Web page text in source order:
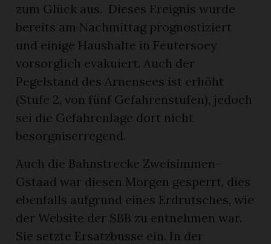
zum Glück aus. Dieses Ereignis wurde
bereits am Nachmittag prognostiziert
und einige Haushalte in Feutersoey
vorsorglich evakuiert. Auch der
Pegelstand des Arnensees ist erhöht
(Stufe 2, von fünf Gefahrenstufen), jedoch
sei die Gefahrenlage dort nicht
besorgniserregend.
Auch die Bahnstrecke Zweisimmen-
Gstaad war diesen Morgen gesperrt, dies
ebenfalls aufgrund eines Erdrutsches, wie
der Website der SBB zu entnehmen war.
Sie setzte Ersatzbusse ein. In der